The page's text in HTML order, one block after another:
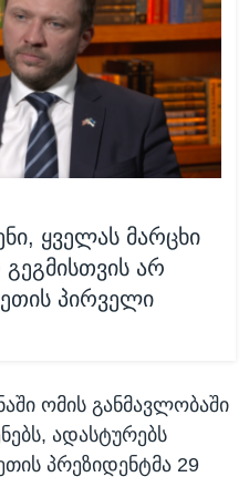
ყველას მარცხი
არ
პირველი
ომის განმავლობაში
ადასტურებს
პრეზიდენტმა 29